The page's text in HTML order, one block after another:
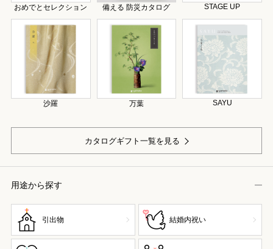
おめでとセレクション 備える 防災カタログ STAGE UP
沙羅 万葉 SAYU
カタログギフト一覧を見る
用途から探す
引出物 結婚内祝い